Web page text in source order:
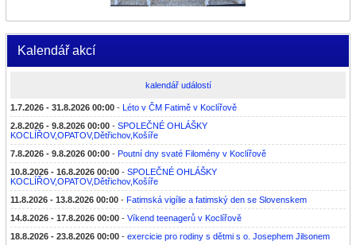
Kalendář akcí
kalendář událostí
1.7.2026 - 31.8.2026 00:00 - Léto v ČM Fatimě v Koclířově
2.8.2026 - 9.8.2026 00:00 - SPOLEČNÉ OHLÁŠKY
KOCLÍŘOV,OPATOV,Dětřichov,Košíře
7.8.2026 - 9.8.2026 00:00 - Poutní dny svaté Filomény v Koclířově
10.8.2026 - 16.8.2026 00:00 - SPOLEČNÉ OHLÁŠKY
KOCLÍŘOV,OPATOV,Dětřichov,Košíře
11.8.2026 - 13.8.2026 00:00 - Fatimská vigílie a fatimský den se Slovenskem
14.8.2026 - 17.8.2026 00:00 - Víkend teenagerů v Koclířově
18.8.2026 - 23.8.2026 00:00 - exercicie pro rodiny s dětmi s o. Josephem Jilsonem